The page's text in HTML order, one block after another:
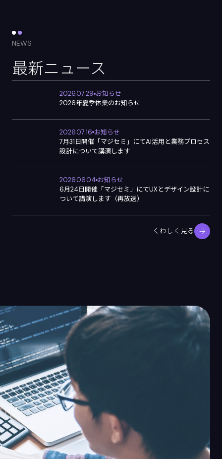
NEWS
最新ニュース
2026.07.29 お知らせ
2026年夏季休業のお知らせ
2026.07.16 お知らせ
7月31日開催「マジセミ」にてAI活用と業務プロセス
設計について講演します
2026.06.04 お知らせ
6月24日開催「マジセミ」にてUXとデザイン設計に
ついて講演します（再放送）
くわしく見る